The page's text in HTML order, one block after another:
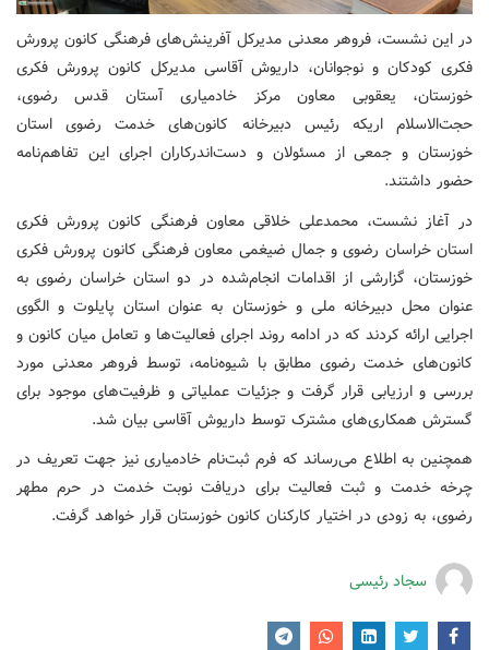
در این نشست، فروهر معدنی مدیرکل آفرینش‌های فرهنگی کانون پرورش
فکری کودکان و نوجوانان، داریوش آقاسی مدیرکل کانون پرورش فکری
خوزستان، یعقوبی معاون مرکز خادمیاری آستان قدس رضوی،
حجت‌الاسلام اریکه رئیس دبیرخانه کانون‌های خدمت رضوی استان
خوزستان و جمعی از مسئولان و دست‌اندرکاران اجرای این تفاهم‌نامه
حضور داشتند.
در آغاز نشست، محمدعلی خلاقی معاون فرهنگی کانون پرورش فکری
استان خراسان رضوی و جمال ضیغمی معاون فرهنگی کانون پرورش فکری
خوزستان، گزارشی از اقدامات انجام‌شده در دو استان خراسان رضوی به
عنوان محل دبیرخانه ملی و خوزستان به عنوان استان پایلوت و الگوی
اجرایی ارائه کردند که در ادامه روند اجرای فعالیت‌ها و تعامل میان کانون و
کانون‌های خدمت رضوی مطابق با شیوه‌نامه، توسط فروهر معدنی مورد
بررسی و ارزیابی قرار گرفت و جزئیات عملیاتی و ظرفیت‌های موجود برای
گسترش همکاری‌های مشترک توسط داریوش آقاسی بیان شد.
همچنین به اطلاع می‌رساند که فرم ثبت‌نام خادمیاری نیز جهت تعریف در
چرخه خدمت و ثبت فعالیت برای دریافت نوبت خدمت در حرم مطهر
رضوی، به زودی در اختیار کارکنان کانون خوزستان قرار خواهد گرفت.
سجاد رئیسی